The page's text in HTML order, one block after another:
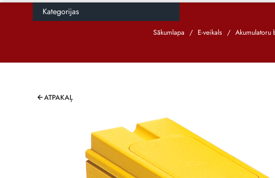
Kategorijas
Sākumlapa / E-veikals / Akumulatoru
ATPAKAĻ